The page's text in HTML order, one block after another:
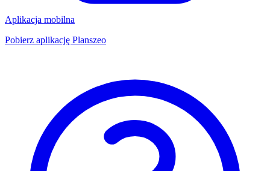
Aplikacja mobilna
Pobierz aplikację Planszeo